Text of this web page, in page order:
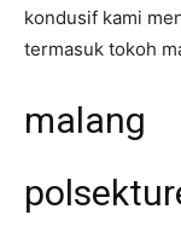
kondusif kami
termasuk tokoh
malang